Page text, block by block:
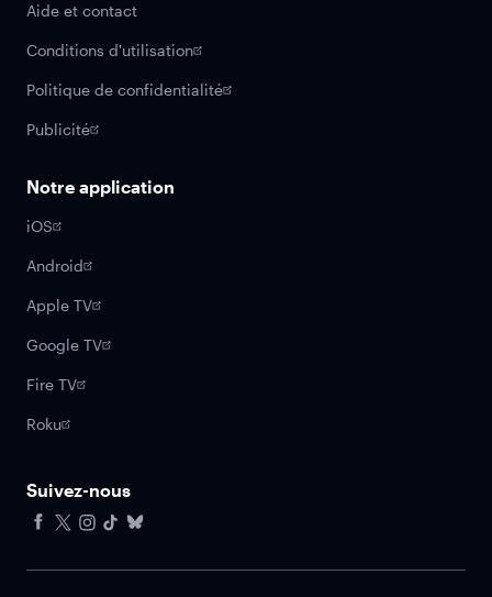
Aide et contact
Conditions d'utilisation
Politique de confidentialité
Publicité
Notre application
iOS
Android
Apple TV
Google TV
Fire TV
Roku
Suivez-nous